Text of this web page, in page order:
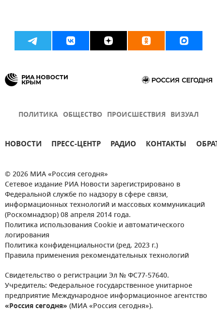
ПОЛИТИКА ОБЩЕСТВО ПРОИСШЕСТВИЯ ВИЗУАЛ
НОВОСТИ ПРЕСС-ЦЕНТР РАДИО КОНТАКТЫ
© 2026 МИА «Россия сегодня»
Сетевое издание РИА Новости зарегистрировано в
Федеральной службе по надзору в сфере связи,
информационных технологий и массовых коммуникаций
(Роскомнадзор) 08 апреля 2014 года.
Политика использования Cookie и автоматического
логирования
Политика конфиденциальности (ред. 2023 г.)
Правила применения рекомендательных технологий
Свидетельство о регистрации Эл № ФС77-57640.
Учредитель: Федеральное государственное унитарное
предприятие Международное информационное агентство
«Россия сегодня» (МИА «Россия сегодня»).